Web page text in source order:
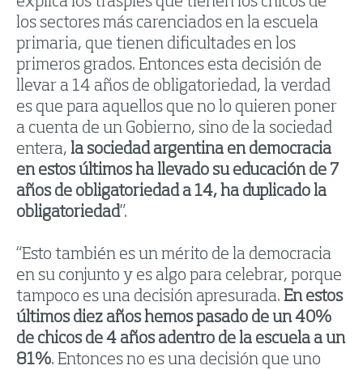
los sectores más carenciados en la escuela
primaria, que tienen dificultades en los
primeros grados. Entonces esta decisión de
llevar a 14 años de obligatoriedad, la verdad
es que para aquellos que no lo quieren poner
a cuenta de un Gobierno, sino de la sociedad
entera, la sociedad argentina en democracia
en estos últimos ha llevado su educación de 7
años de obligatoriedad a 14, ha duplicado la
obligatoriedad”.
“Esto también es un mérito de la democracia
en su conjunto y es algo para celebrar, porque
tampoco es una decisión apresurada. En estos
últimos diez años hemos pasado de un 40%
de chicos de 4 años adentro de la escuela a un
81%. Entonces no es una decisión que uno